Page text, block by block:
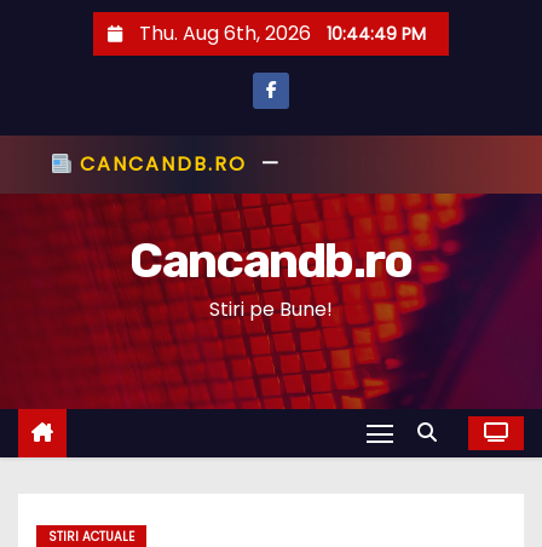
Thu. Aug 6th, 2026 10:44:50 PM
CANCANDB.RO —
Cancandb.ro
Stiri pe Bune!
STIRI ACTUALE